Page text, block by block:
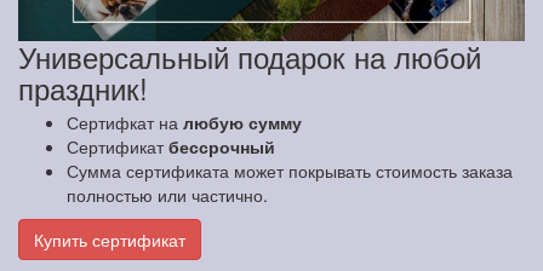
Универсальный подарок на любой
праздник!
Сертифкат на любую сумму
Сертификатбессрочный
Сумма сертификата может покрывать стоимость заказа
полностью или частично.
Купить сертификат